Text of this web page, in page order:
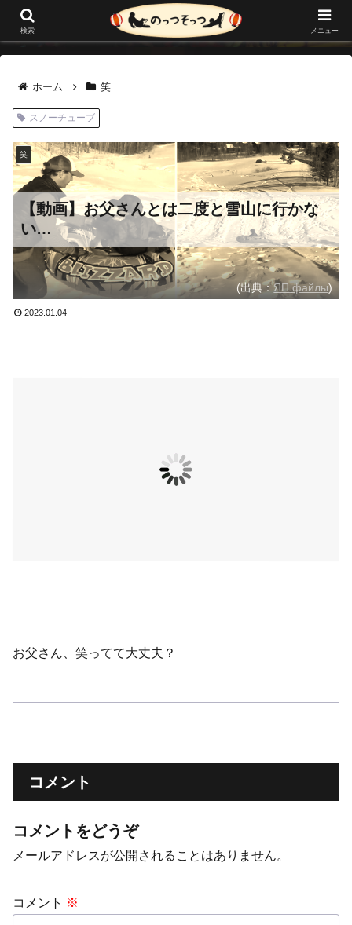
ホーム 笑
スノーチューブ
【動画】お父さんとは二度と雪山に行かな
い…
笑
(出典：ЯП файлы)
2023.01.04
お父さん、笑ってて大丈夫？
コメント
コメントをどうぞ
メールアドレスが公開されることはありません。
コメント ※
検索 メニュー